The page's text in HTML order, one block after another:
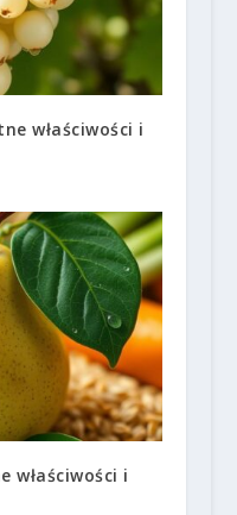
właściwości i
właściwości i